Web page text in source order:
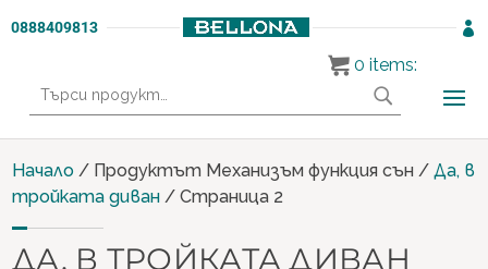
0888409813 
за:
Начало / Продуктът Механизъм функция сън /Да, в
тройката диван / Страница 2
ДА, В ТРОЙКАТА ДИВАН
0 items: